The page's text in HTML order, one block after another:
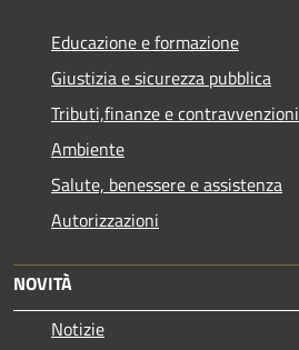
Educazione e formazione
Giustizia e sicurezza pubblica
Tributi,finanze e contravvenzioni
Ambiente
Salute, benessere e assistenza
Autorizzazioni
NOVITÀ
Notizie